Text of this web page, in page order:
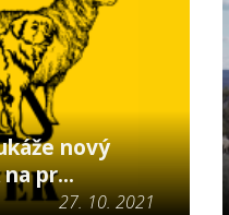
nový
pr...
27. 10. 2021